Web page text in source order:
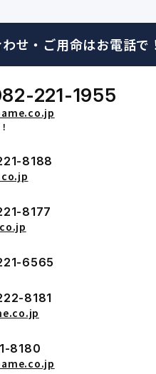
せ・ ご用命はお電話で
221-1955
8188
8177
6565
8181
8180